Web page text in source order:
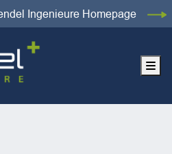
Ingenieure Homepage